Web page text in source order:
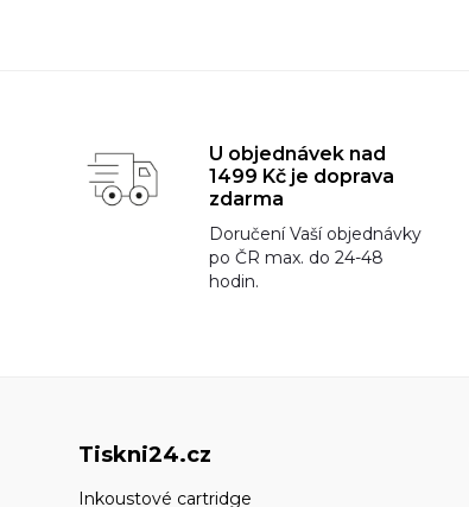
U objednávek nad
1499 Kč je doprava
zdarma
Doručení Vaší objednávky
po ČR max. do 24-48
hodin.
Tiskni24.cz
Inkoustové cartridge